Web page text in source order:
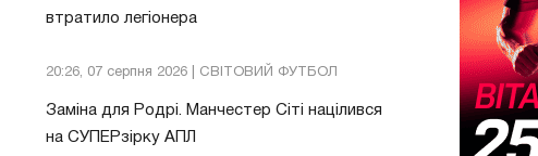
втратило легіонера
20:26, 07 серпня 2026 | СВІТОВИЙ ФУТБОЛ
Заміна для Родрі. Манчестер Сіті націлився
на СУПЕРзірку АПЛ